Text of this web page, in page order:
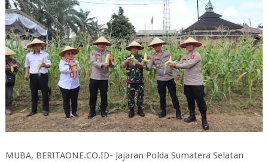
MUBA, BERITAONE.CO.ID- Jajaran Polda Sumatera Selatan